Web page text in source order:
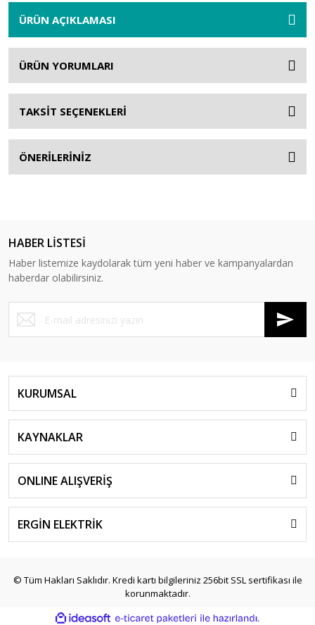
ÜRÜN AÇIKLAMASI
ÜRÜN YORUMLARI
TAKSİT SEÇENEKLERİ
ÖNERİLERİNİZ
HABER LİSTESİ
Haber listemize kaydolarak tüm yeni haber ve kampanyalardan
haberdar olabilirsiniz.
KURUMSAL
KAYNAKLAR
ONLINE ALIŞVERİŞ
ERGİN ELEKTRİK
© Tüm Hakları Saklıdır. Kredi kartı bilgileriniz 256bit SSL sertifikası ile
korunmaktadır.
ideasoft e-